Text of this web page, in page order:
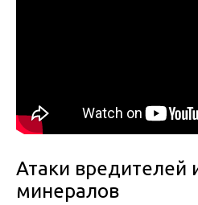
Атаки вредителей
минералов